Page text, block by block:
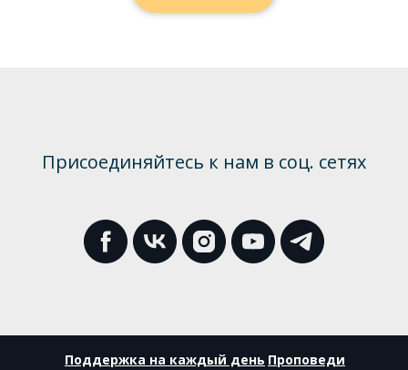
Присоединяйтесь к нам в соц. сетях
Проповеди
Поддержка на каждый день